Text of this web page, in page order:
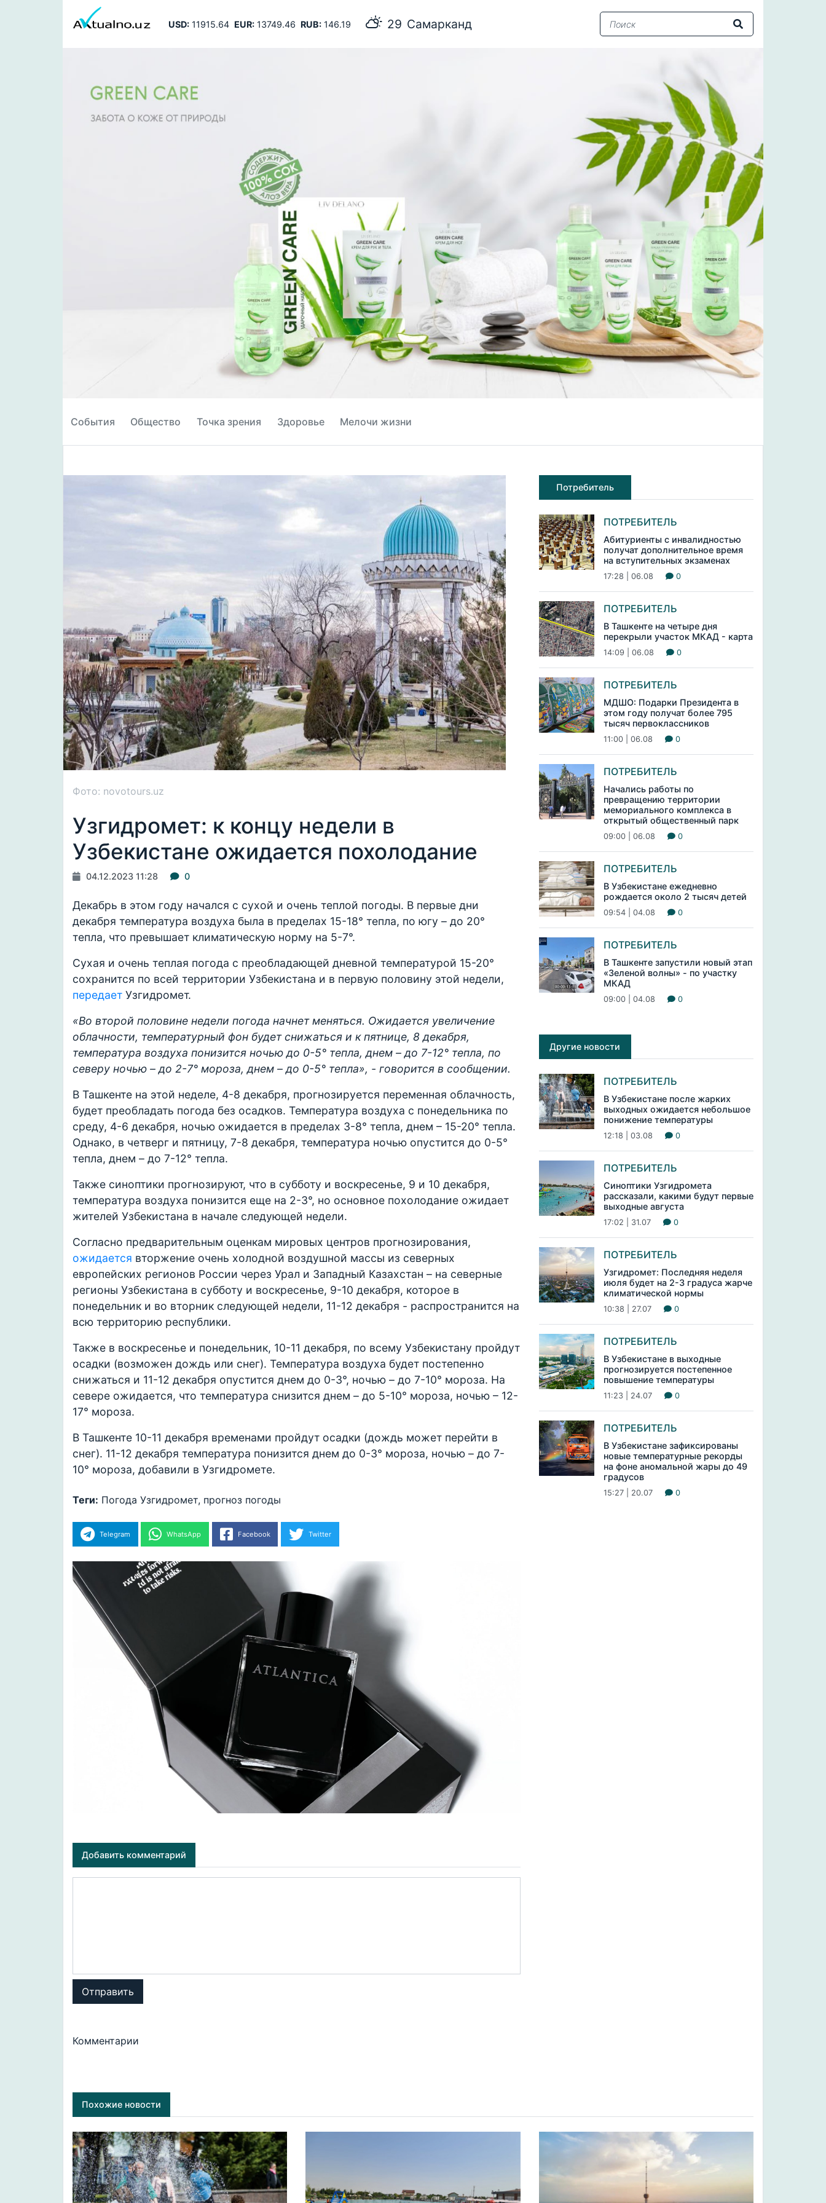
USD:11915.64 EUR:13749.46 RUB:146.19 29 Самарканд
События Общество Точка зрения Здоровье Мелочи жизни
Фото: novotours.uz
Узгидромет: к концу недели в
Узбекистане ожидается похолодание
04.12.2023 11:28 0
Декабрь в этом году начался с сухой и очень теплой погоды. В первые дни
декабря температура воздуха была в пределах 15-18° тепла, по югу – до 20°
тепла, что превышает климатическую норму на 5-7°.
Сухая и очень теплая погода с преобладающей дневной температурой 15-20°
сохранится по всей территории Узбекистана и в первую половину этой недели,
передает Узгидромет.
«Во второй половине недели погода начнет меняться. Ожидается увеличение
облачности, температурный фон будет снижаться и к пятнице, 8 декабря,
температура воздуха понизится ночью до 0-5° тепла, днем – до 7-12° тепла, по
северу ночью – до 2-7° мороза, днем – до 0-5° тепла», - говорится в сообщении.
В Ташкенте на этой неделе, 4-8 декабря, прогнозируется переменная облачность,
будет преобладать погода без осадков. Температура воздуха с понедельника по
среду, 4-6 декабря, ночью ожидается в пределах 3-8° тепла, днем – 15-20° тепла.
Однако, в четверг и пятницу, 7-8 декабря, температура ночью опустится до 0-5°
тепла, днем – до 7-12° тепла.
Также синоптики прогнозируют, что в субботу и воскресенье, 9 и 10 декабря,
температура воздуха понизится еще на 2-3°, но основное похолодание ожидает
жителей Узбекистана в начале следующей недели.
Согласно предварительным оценкам мировых центров прогнозирования,
ожидается вторжение очень холодной воздушной массы из северных
европейских регионов России через Урал и Западный Казахстан – на северные
регионы Узбекистана в субботу и воскресенье, 9-10 декабря, которое в
понедельник и во вторник следующей недели, 11-12 декабря - распространится на
всю территорию республики.
Также в воскресенье и понедельник, 10-11 декабря, по всему Узбекистану пройдут
осадки (возможен дождь или снег). Температура воздуха будет постепенно
снижаться и 11-12 декабря опустится днем до 0-3°, ночью – до 7-10° мороза. На
севере ожидается, что температура снизится днем – до 5-10° мороза, ночью – 12-
17° мороза.
В Ташкенте 10-11 декабря временами пройдут осадки (дождь может перейти в
снег). 11-12 декабря температура понизится днем до 0-3° мороза, ночью – до 7-
10° мороза, добавили в Узгидромете.
Теги: Погода Узгидромет, прогноз погоды
Telegram WhatsApp Facebook Twitter
Добавить комментарий
Отправить
Комментарии
Потребитель
ПОТРЕБИТЕЛЬ
Абитуриенты с инвалидностью
получат дополнительное время
на вступительных экзаменах
17:28 | 06.08 0
ПОТРЕБИТЕЛЬ
В Ташкенте на четыре дня
перекрыли участок МКАД - карта
14:09 | 06.08 0
ПОТРЕБИТЕЛЬ
МДШО: Подарки Президента в
этом году получат более 795
тысяч первоклассников
11:00 | 06.08 0
ПОТРЕБИТЕЛЬ
Начались работы по
превращению территории
мемориального комплекса в
открытый общественный парк
09:00 | 06.08 0
ПОТРЕБИТЕЛЬ
В Узбекистане ежедневно
рождается около 2 тысяч детей
09:54 | 04.08 0
ПОТРЕБИТЕЛЬ
В Ташкенте запустили новый этап
«Зеленой волны» - по участку
МКАД
09:00 | 04.08 0
Другие новости
ПОТРЕБИТЕЛЬ
В Узбекистане после жарких
выходных ожидается небольшое
понижение температуры
12:18 | 03.08 0
ПОТРЕБИТЕЛЬ
Синоптики Узгидромета
рассказали, какими будут первые
выходные августа
17:02 | 31.07 0
ПОТРЕБИТЕЛЬ
Узгидромет: Последняя неделя
июля будет на 2-3 градуса жарче
климатической нормы
10:38 | 27.07 0
ПОТРЕБИТЕЛЬ
В Узбекистане в выходные
прогнозируется постепенное
повышение температуры
11:23 | 24.07 0
ПОТРЕБИТЕЛЬ
В Узбекистане зафиксированы
новые температурные рекорды
на фоне аномальной жары до 49
градусов
15:27 | 20.07 0
Похожие новости